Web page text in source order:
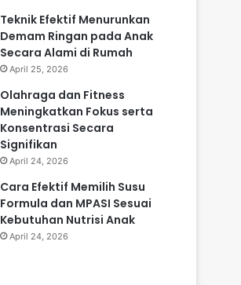
Teknik Efektif Menurunkan
Demam Ringan pada Anak
Secara Alami di Rumah
April 25, 2026
Olahraga dan Fitness
Meningkatkan Fokus serta
Konsentrasi Secara
Signifikan
April 24, 2026
Cara Efektif Memilih Susu
Formula dan MPASI Sesuai
Kebutuhan Nutrisi Anak
April 24, 2026